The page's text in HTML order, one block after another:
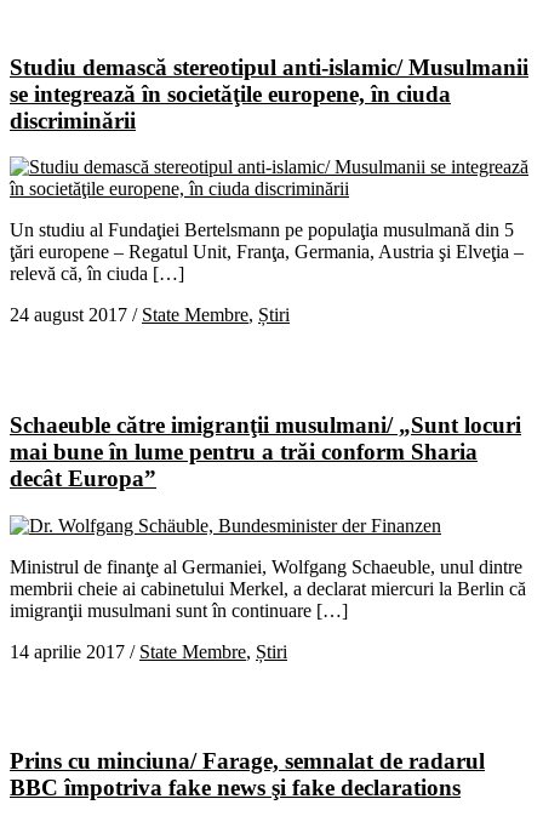
Studiu demască stereotipul anti-islamic/ Musulmanii
se integrează în societăţile europene, în ciuda
discriminării
Un studiu al Fundaţiei Bertelsmann pe populaţia musulmană din 5
ţări europene – Regatul Unit, Franţa, Germania, Austria şi Elveţia –
relevă că, în ciuda […]
24 august 2017 / State Membre, Știri
Schaeuble către imigranţii musulmani/ „Sunt locuri
mai bune în lume pentru a trăi conform Sharia
decât Europa”
Ministrul de finanţe al Germaniei, Wolfgang Schaeuble, unul dintre
membrii cheie ai cabinetului Merkel, a declarat miercuri la Berlin că
imigranţii musulmani sunt în continuare […]
14 aprilie 2017 / State Membre, Știri
Prins cu minciuna/ Farage, semnalat de radarul
BBC împotriva fake news şi fake declarations